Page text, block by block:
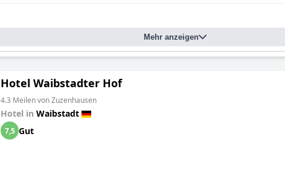
Mehr anzeigen
Hotel Waibstadter Hof
4.3 Meilen von Zuzenhausen
Hotel in Waibstadt
7,5 Gut